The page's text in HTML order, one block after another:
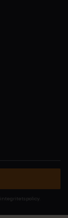
integritetspolicy